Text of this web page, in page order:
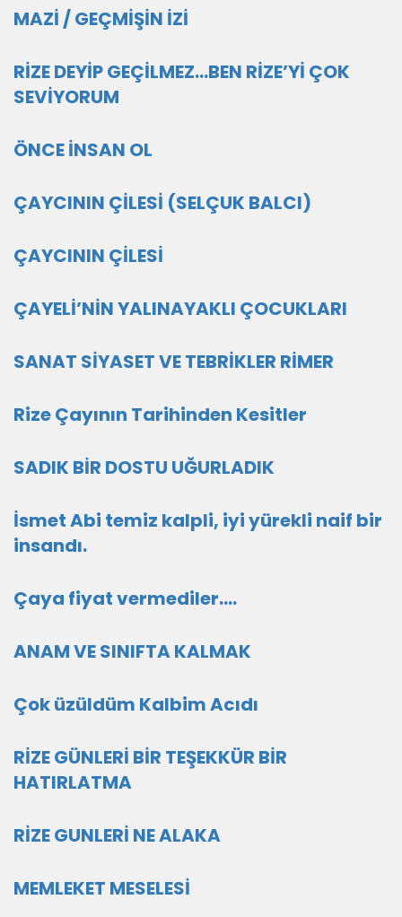
MAZİ / GEÇMİŞİN İZİ
RİZE DEYİP GEÇİLMEZ...BEN RİZE’Yİ ÇOK
SEVİYORUM
ÖNCE İNSAN OL
ÇAYCININ ÇİLESİ (SELÇUK BALCI)
ÇAYCININ ÇİLESİ
ÇAYELİ’NİN YALINAYAKLI ÇOCUKLARI
SANAT SİYASET VE TEBRİKLER RİMER
Rize Çayının Tarihinden Kesitler
SADIK BİR DOSTU UĞURLADIK
İsmet Abi temiz kalpli, iyi yürekli naif bir
insandı.
Çaya fiyat vermediler....
ANAM VE SINIFTA KALMAK
Çok üzüldüm Kalbim Acıdı
RİZE GÜNLERİ BİR TEŞEKKÜR BİR
HATIRLATMA
RİZE GUNLERİ NE ALAKA
MEMLEKET MESELESİ